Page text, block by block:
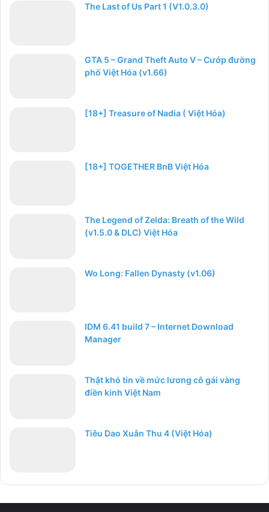
The Last of Us Part 1 (V1.0.3.0)
GTA 5 – Grand Theft Auto V – Cướp đường
phố Việt Hóa (v1.66)
[18+] Treasure of Nadia ( Việt Hóa)
[18+] TOGETHER BnB Việt Hóa
The Legend of Zelda: Breath of the Wild
(v1.5.0 & DLC) Việt Hóa
Wo Long: Fallen Dynasty (v1.06)
IDM 6.41 build 7 – Internet Download
Manager
Thật khó tin về mức lương cô gái vàng
điền kinh Việt Nam
Tiêu Dao Xuân Thu 4 (Việt Hóa)